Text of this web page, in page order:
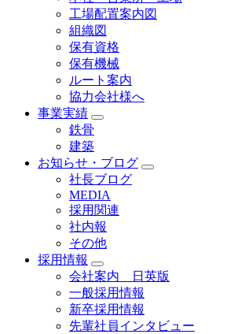
工場配置案内図
組織図
保有資格
保有機械
ルート案内
協力会社様へ
事業実績
鉄骨
建築
お知らせ・ブログ
社長ブログ
MEDIA
採用関連
社内報
その他
採用情報
会社案内 日英版
一般採用情報
新卒採用情報
先輩社員インタビュー